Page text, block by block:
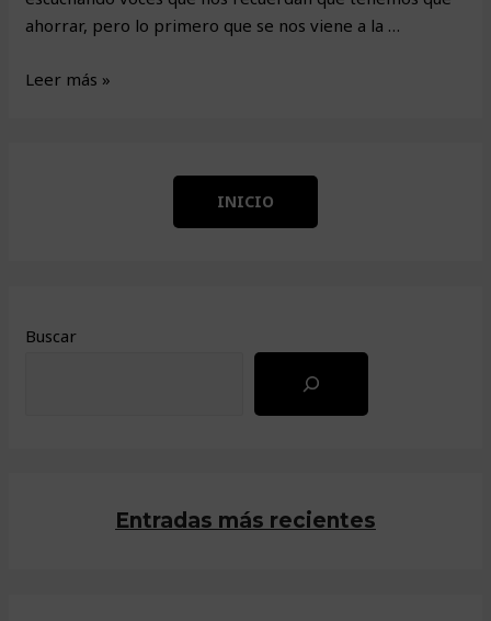
ahorrar, pero lo primero que se nos viene a la …
¿Por
Leer más »
INICIO
Buscar
Entradas más recientes